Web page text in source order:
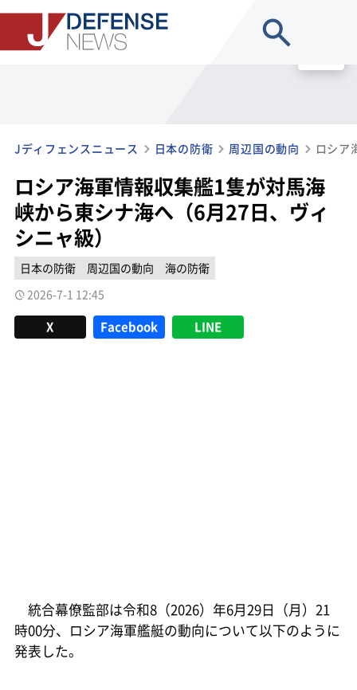
Jディフェンスニュース 日本の防衛 周辺国の動向
ロシア海軍情報収集艦1隻が対馬海
峡から東シナ海へ（6月27日、ヴィ
シニャ級）
日本の防衛 周辺国の動向
海の防衛
2026-7-1 12:45
X Facebook LINE
統合幕僚監部は令和8（2026）年6月29日（月）21
時00分、ロシア海軍艦艇の動向について以下のように
発表した。